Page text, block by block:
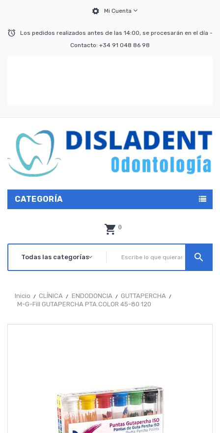
Mi Cuenta
Los pedidos realizados antes de las 14:00, se procesarán en el día -
Contacto: +34 91 048 86 98
CATEGORÍA
0
search
Inicio CLÍNICA ENDODONCIA
GUTTAPERCHA
M-G-Fill GUTAPERCHA PTA.COLOR 45-80 120